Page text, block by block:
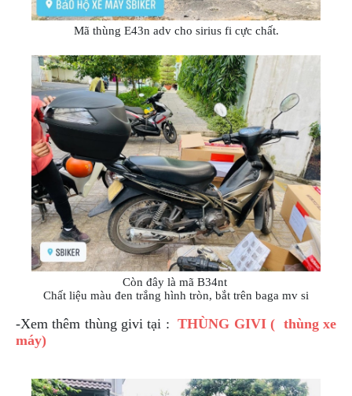
Mã thùng E43n adv cho sirius fi cực chất.
Còn đây là mã B34nt
Chất liệu màu đen trắng hình tròn, bắt trên baga mv si
-Xem thêm thùng givi tại : THÙNG GIVI ( thùng xe
máy)